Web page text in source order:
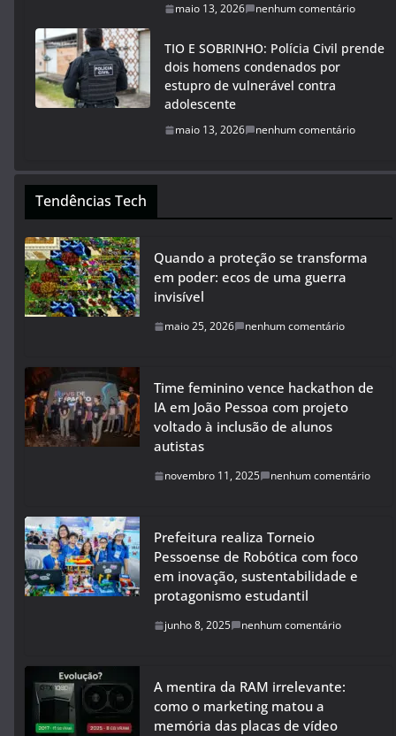
maio 13, 2026 nenhum comentário
TIO E SOBRINHO: Polícia Civil prende
dois homens condenados por
estupro de vulnerável contra
adolescente
maio 13, 2026 nenhum comentário
Tendências Tech
Quando a proteção se transforma
em poder: ecos de uma guerra
invisível
maio 25, 2026 nenhum comentário
Time feminino vence hackathon de
IA em João Pessoa com projeto
voltado à inclusão de alunos
autistas
novembro 11, 2025 nenhum comentário
Prefeitura realiza Torneio
Pessoense de Robótica com foco
em inovação, sustentabilidade e
protagonismo estudantil
junho 8, 2025 nenhum comentário
A mentira da RAM irrelevante:
como o marketing matou a
memória das placas de vídeo